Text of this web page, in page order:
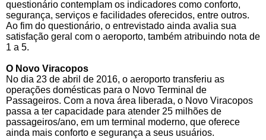
questionário contemplam os indicadores como conforto,
segurança, serviços e facilidades oferecidos, entre outros.
Ao fim do questionário, o entrevistado ainda avalia sua
satisfação geral com o aeroporto, também atribuindo nota de
1 a 5.
O Novo Viracopos
No dia 23 de abril de 2016, o aeroporto transferiu as
operações domésticas para o Novo Terminal de
Passageiros. Com a nova área liberada, o Novo Viracopos
passa a ter capacidade para atender 25 milhões de
passageiros/ano, em um terminal moderno, que oferece
ainda mais conforto e segurança a seus usuários.